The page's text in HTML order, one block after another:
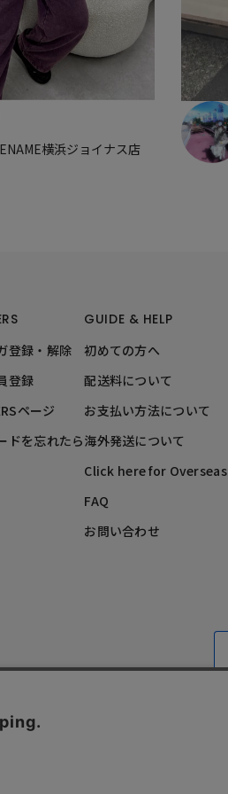
横浜ジョイナス店
登録・解除
登録
ページ
ドを忘れたら
GUIDE & HELP
初めての方へ
配送料について
お支払い方法について
海外発送について
Click here for
FAQ
お問い合わせ